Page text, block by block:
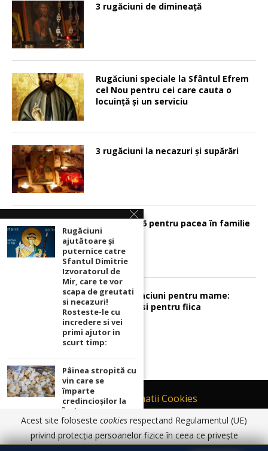
3 rugăciuni de dimineață
Rugăciuni speciale la Sfântul Efrem
cel Nou pentru cei care cauta o
locuinţă şi un serviciu
3 rugăciuni la necazuri și supărări
Psalmul 126 pentru pacea în familie
Sunt 2 rugaciuni pentru mame:
pentru fiu si pentru fiica
Contact
Informatii Cookies
Politică de Confidențialitate
TERMENI SI CONDITII DE UTILIZARE
Rugăciuni
ajutătoare și
puternice catre
Sfantul Dimitrie
Izvoratorul de
Mir, care te vor
scapa de greutati
si necazuri!
Rosteste-le cu
incredere si vei
primi ajutor in
scurt timp:
Pâinea stropită cu
vin care se
împarte
credincioșilor la
Înviere! Ce sunt
Paștile și cum se
consumă! Mare
atenție! Câte zile
Acest site foloseste cookies respectand Regulamentul (UE)
privind protecția persoanelor fizice în ceea ce privește